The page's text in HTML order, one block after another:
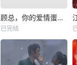
顾总，你的爱情蛋炒饭已送达
已完结